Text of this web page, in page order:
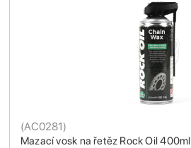
Mazací vosk na řetěz Rock Oil 400ml
(AC0281)